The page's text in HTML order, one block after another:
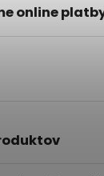
online